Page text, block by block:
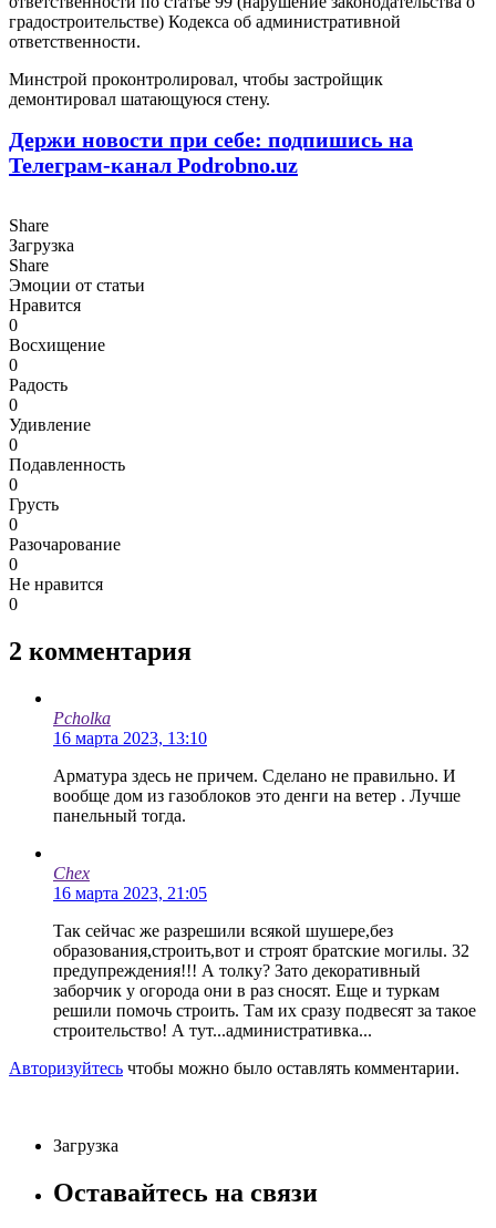
градостроительстве) Кодекса об административной
ответственности.
Минстрой проконтролировал, чтобы застройщик
демонтировал шатающуюся стену.
Держи новости при себе: подпишись на
Телеграм-канал Podrobno.uz
Share
Загрузка
Share
Эмоции от статьи
Нравится
0
Восхищение
0
Радость
0
Удивление
0
Подавленность
0
Грусть
0
Разочарование
0
Не нравится
0
2 комментария
Pcholka
16 марта 2023, 13:10
Арматура здесь не причем. Сделано не правильно. И
вообще дом из газоблоков это денги на ветер . Лучше
панельный тогда.
Chex
16 марта 2023, 21:05
Так сейчас же разрешили всякой шушере,без
образования,строить,вот и строят братские могилы. 32
предупреждения!!! А толку? Зато декоративный
заборчик у огорода они в раз сносят. Еще и туркам
решили помочь строить. Там их сразу подвесят за такое
строительство! А тут...административка...
Авторизуйтесь чтобы можно было оставлять комментарии.
Загрузка
Оставайтесь на связи